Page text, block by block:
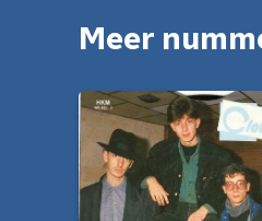
Meer